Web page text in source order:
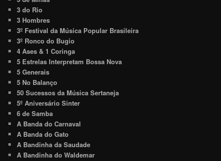
3 do Rio
3 Hombres
3º Festival da Música Popular Brasileira
3º Ronco do Bugio
4 Ases & 1 Coringa
5 Estrelas Interpretam Bossa Nova
5 Generais
5 No Balanço
50 Sucessos da Música Sertaneja
5º Aniversário Sinter
6 de Samba
A Banda do Carnaval
A Banda do Gato
A Bandinha da Saudade
A Bandinha do Waldemar